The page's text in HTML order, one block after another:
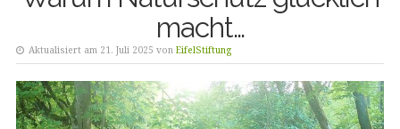
macht…
Aktualisiert am 21. Juli 2025 von EifelStiftung